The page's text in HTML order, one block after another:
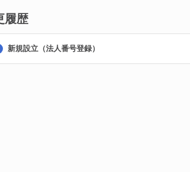
履歴
新規設立（法人番号登録）